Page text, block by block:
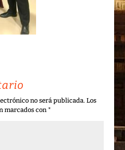
no será publicada. Los
marcados con *